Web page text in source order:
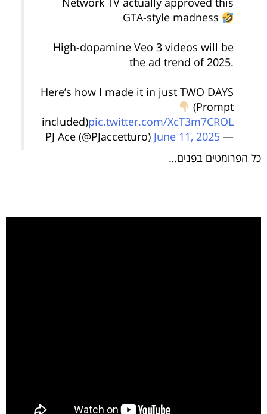
GTA-style madness
High-dopamine Veo 3 videos will be
the ad trend of 2025.
Here’s how I made it in just TWO DAYS
(Prompt
included)pic.twitter.com/XcT3m7CROL
— PJ Ace (@PJaccetturo)
June 11, 2025
כל הפרומטים בפנים…